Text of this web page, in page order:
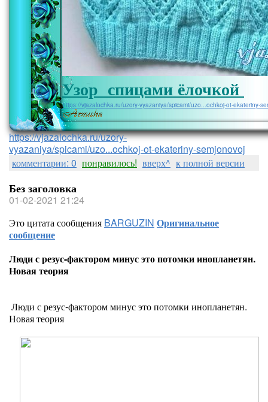
Узор спицами ёлочкой
https://vjazalochka.ru/uzory-vyazaniya/spicami/uzo...ochkoj-ot-ekateriny-
https://vjazalochka.ru/uzory-
vyazaniya/spicami/uzo...ochkoj-ot-ekateriny-semjonovoj
комментарии: 0 понравилось! вверх^ к полной версии
Без заголовка
01-02-2021 21:24
Это цитата сообщения BARGUZIN Оригинальное
сообщение
Люди с резус-фактором минус это потомки инопланетян.
Новая теория
Люди с резус-фактором минус это потомки инопланетян.
Новая теория